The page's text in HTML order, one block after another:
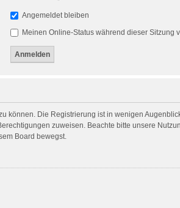
Angemeldet bleiben
Meinen Online-Status während dieser Sitzung
können. Die Registrierung ist in wenigen
zuweisen. Beachte bitte unsere
Board bewegst.